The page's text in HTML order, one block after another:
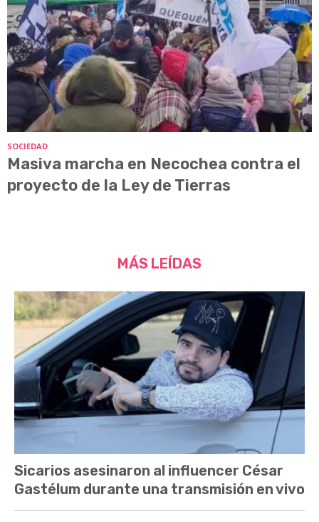
SOCIEDAD
Masiva marcha en Necochea contra el
proyecto de la Ley de Tierras
MÁS LEÍDAS
Sicarios asesinaron al influencer César
Gastélum durante una transmisión en vivo